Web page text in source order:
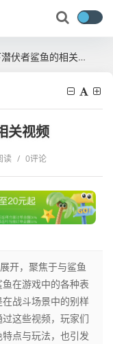
者鲨鱼的相关视频
关视频
读 / 0评论
开，聚焦于与鲨鱼
在游戏中的各种表
战斗场景中的别样
这些视频，玩家们
点与玩法，也引发